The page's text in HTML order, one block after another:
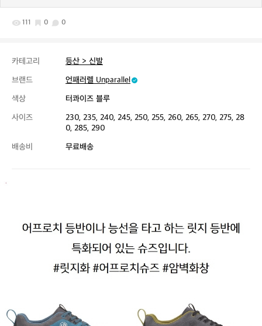
111 0 0
카테고리
등산 > 신발
브랜드
언패러렐​ Unparallel
색상
터콰이즈 블루
사이즈
230, 235, 240, 245, 250, 255, 260, 265, 270, 275, 28
0, 285, 290
배송비
무료배송